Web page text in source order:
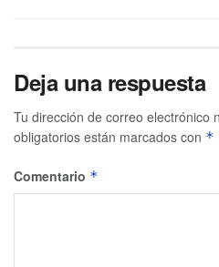
Deja una respuesta
Tu dirección de correo electrónico
obligatorios están marcados con *
Comentario *